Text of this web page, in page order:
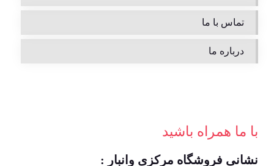
تماس با ما
درباره ما
با ما همراه باشید
نشانی فروشگاه مرکزی وانبار :